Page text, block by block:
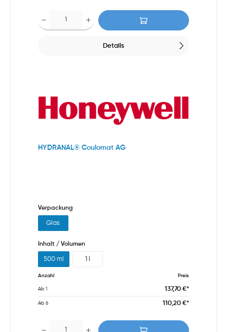
Details
HYDRANAL® Coulomat AG
Verpackung
Glas
Inhalt / Volumen
500 ml 1 l
Anzahl Preis
Ab 1 137,70 €*
Ab 6 110,20 €*